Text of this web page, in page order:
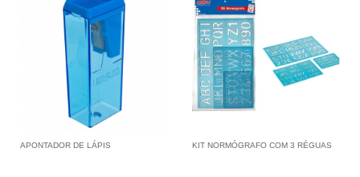
APONTADOR DE LÁPIS KIT NORMÓGRAFO COM 3 RÉGUAS